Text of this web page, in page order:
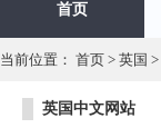
首页
当前位置： 首页 > 英国 >
英国中文网站